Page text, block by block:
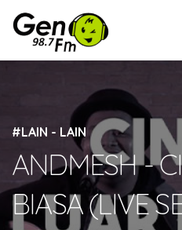
#LAIN - LAIN
ANDMESH -
BIASA (LIVE